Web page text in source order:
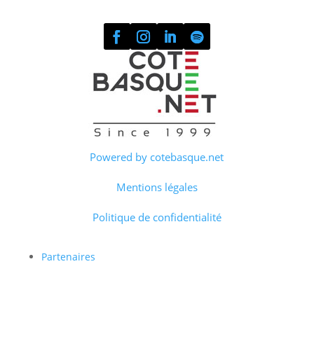
Powered by cotebasque.net
Mentions légales
Politique de confidentialité
Partenaires